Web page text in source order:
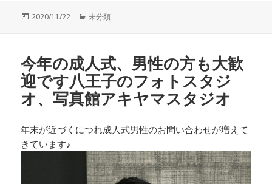
投
2020/11/22
カ
ー
未分類
今年の成人式、男性の方も大歓
迎です八王子のフォトスタジ
オ、写真館アキヤマスタジオ
年末が近づくにつれ成人式男性のお問い合わせが増えて
きています♪